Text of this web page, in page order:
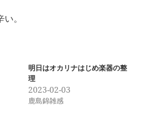
。
明日はオカリナはじめ楽器の整
理
2023-02-03
鹿島錦雑感